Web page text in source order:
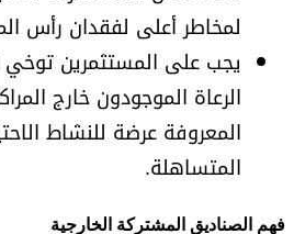
لمخاطر أعلى لفقدان رأس
يجب على المستثمرين توخي
الرعاة الموجودون خارج
المعروفة عرضة للنشاط
المتساهلة.
فهم الصناديق المشتركة الخارجية